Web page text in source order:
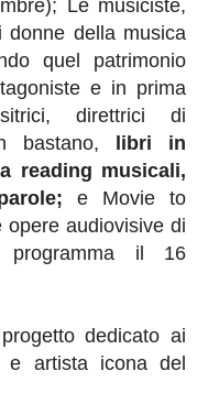
Le musiciste,
donne della musica
quel patrimonio
e in prima
direttrici di
bastano,
libri in
reading musicali,
e Movie to
opere audiovisive di
programma il 16
dedicato ai
artista icona del